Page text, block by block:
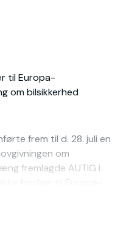
til Europa-
om bilsikkerhed
frem til d. 28. juli en
om
fremlagde AUTIG i